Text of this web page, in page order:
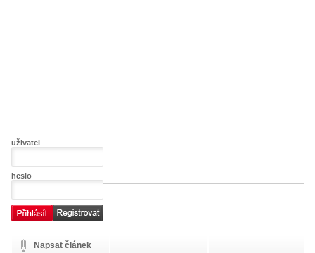
uživatel
heslo
Napsat článek